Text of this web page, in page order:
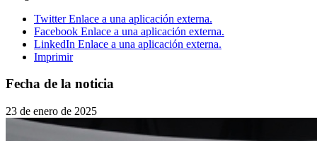
Twitter Enlace a una aplicación externa.
Facebook Enlace a una aplicación externa.
LinkedIn Enlace a una aplicación externa.
Imprimir
Fecha de la noticia
23 de enero de 2025